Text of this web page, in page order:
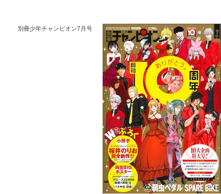
別冊少年チャンピオン7月号